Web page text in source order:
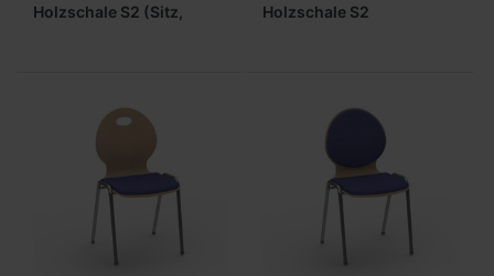
Holzschale S2 (Sitz,
Holzschale S2